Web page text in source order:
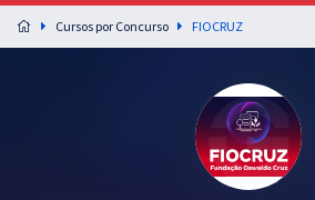
Preparação completa e intensiva para as principais
residências em saúde do Brasil
Cursos por Concurso FIOCRUZ